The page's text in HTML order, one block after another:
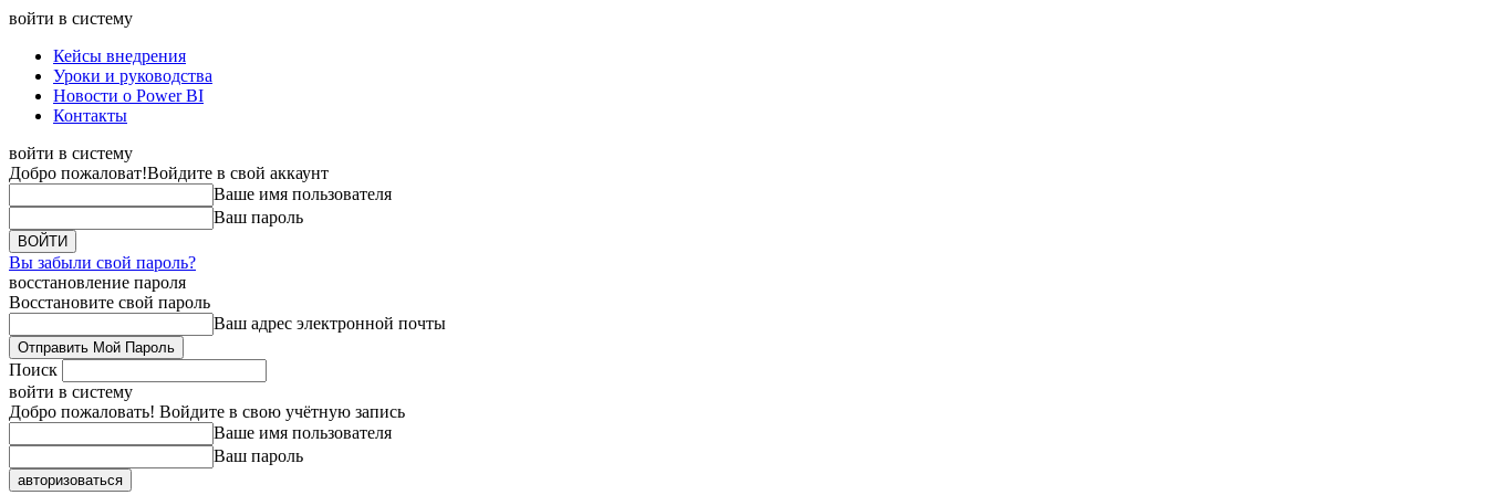
войти в систему
Кейсы внедрения
Уроки и руководства
Новости о Power BI
Контакты
войти в систему
Добро пожаловат!Войдите в свой аккаунт
Ваше имя пользователя
Ваш пароль
Вы забыли свой пароль?
восстановление пароля
Восстановите свой пароль
Ваш адрес электронной почты
Поиск
войти в систему
Добро пожаловать! Войдите в свою учётную запись
Ваше имя пользователя
Ваш пароль